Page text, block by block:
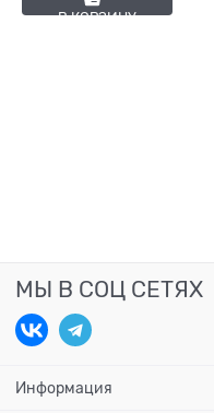
В КОРЗИНУ
МЫ В СОЦ СЕТЯХ
Информация